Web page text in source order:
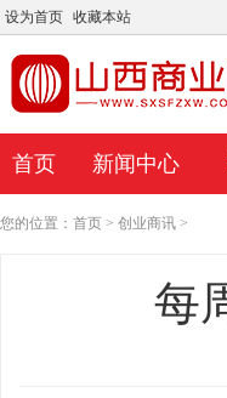
设为首页 收藏本站
首页 新闻中心
您的位置： 首页 > 创业商讯 >
每